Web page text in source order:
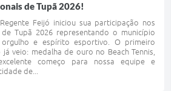
de Tupã 2026!
Feijó iniciou sua participação nos
de Tupã 2026 representando o município
orgulho e espírito esportivo. O primeiro
veio: medalha de ouro no Beach Tennis,
começo para nossa equipe e
de...